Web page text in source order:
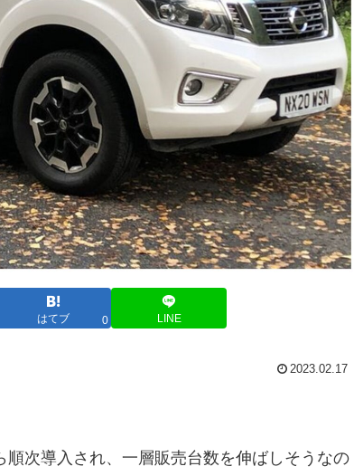
はてブ 0 LINE
2023.02.17
次導入され、一層販売台数を伸ばしそうなの